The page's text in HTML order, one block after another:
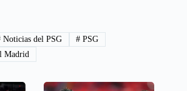
Noticias del PSG # PSG
Madrid